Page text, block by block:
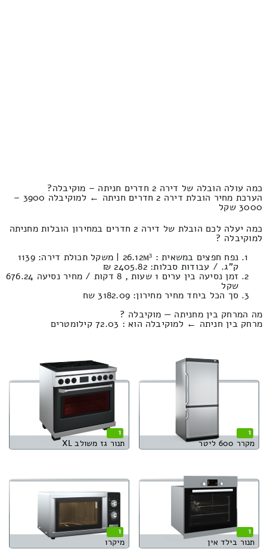
כמה עולה הובלה של דירה 2 חדרים חניתה – מוקיבלה?
הערכת מחיר הובלת דירה 2 חדרים חניתה ← למוקיבלה 3900 –
3000 שקל
כמה יעלה לכם הובלת של דירה 2 חדרים במחירון הובלות מחניתה
למוקיבלה ?
נפח חפצים במשאית : 26.12м³ | משקל תכולת דירה: 1139
ק”ג. / עבודות סבלות: 2405.82 ₪
זמן נסיעה בין ערים 1 שעות , 8 דקות / מחיר נסיעה 676.24
שקל
סך הכל ביחד מחיר מחירון: 3182.09 שח
מה המרחק בין מחניתה — מוקיבלה ?
מרחק בין חניתה ← למוקיבלה הוא : 72.03 קילומטרים
1
מקרר 600 ליטר
1
תנור גז משולב XL
1
תנור בילד אין
1
מיקרו